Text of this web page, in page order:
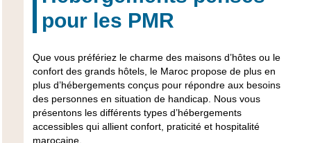
pour les PMR
Que vous préfériez le charme des maisons d’hôtes ou le
confort des grands hôtels, le Maroc propose de plus en
plus d’hébergements conçus pour répondre aux besoins
des personnes en situation de handicap. Nous vous
présentons les différents types d’hébergements
accessibles qui allient confort, praticité et hospitalité
marocaine.